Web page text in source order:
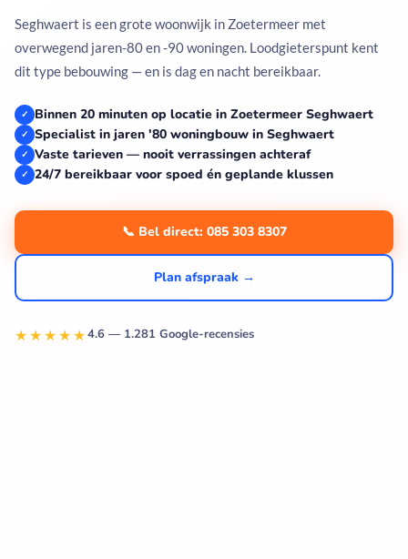
Seghwaert is een grote woonwijk in Zoetermeer met
overwegend jaren-80 en -90 woningen. Loodgieterspunt kent
dit type bebouwing — en is dag en nacht bereikbaar.
✓ Binnen 20 minuten op locatie in Zoetermeer Seghwaert
✓ Specialist in jaren '80 woningbouw in Seghwaert
✓ Vaste tarieven — nooit verrassingen achteraf
✓ 24/7 bereikbaar voor spoed én geplande klussen
📞 Bel direct: 085 303 8307
Plan afspraak →
★★★★★4.6 — 1.281 Google-recensies